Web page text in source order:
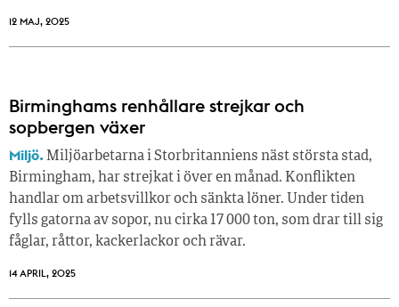
12 MAJ, 2025
Birminghams renhållare strejkar och
sopbergen växer
Miljö. Miljöarbetarna i Storbritanniens näst största stad,
Birmingham, har strejkat i över en månad. Konflikten
handlar om arbetsvillkor och sänkta löner. Under tiden
fylls gatorna av sopor, nu cirka 17 000 ton, som drar till sig
fåglar, råttor, kackerlackor och rävar.
14 APRIL, 2025